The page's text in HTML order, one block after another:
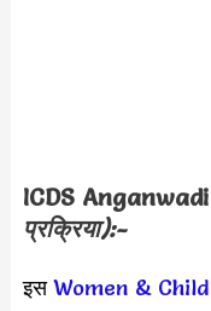
ICDS
प्रक्रिया):-
इसWomen &